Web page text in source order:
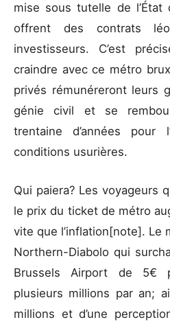
mise sous tutelle de
offrent des contrats
investisseurs. C’est
craindre avec ce métro
privés rémunéreront leurs
génie civil et se
trentaine d’années
conditions usurières.
Qui paiera? Les voyageurs
le prix du ticket de métro
vite que l’inflation[note]. Le
Northern-Diabolo qui
Brussels Airport de 5€
plusieurs millions par an;
millions et d’une